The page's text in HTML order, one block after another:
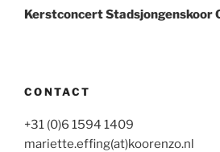
bericht
Kerstconcert Stadsjongenskoor
CONTACT
+31 (0)6 1594 1409
mariette.effing(at)koorenzo.nl